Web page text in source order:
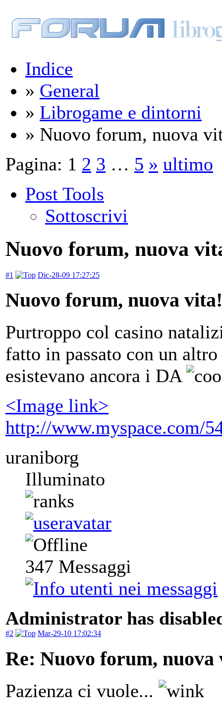
Indice
» General
» Librogame e dintorni
» Nuovo forum, nuova
Pagina: 1 2 3 … 5 » ultimo
Post Tools
Sottoscrivi
Nuovo forum, nuova
#1 Dic-28-09 17:27:25
Nuovo forum, nuova vita!
Purtroppo col casino
fatto in passato con un
esistevano ancora i DA
<Image link>
http://www.myspace.com/
uraniborg
Illuminato
347 Messaggi
Administrator has
#2 Mar-29-10 17:02:34
Re: Nuovo forum, nuova
Pazienza ci vuole...